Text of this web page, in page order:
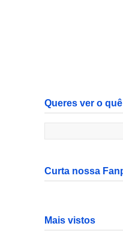
Queres ver o
Curta nossa
Mais vistos